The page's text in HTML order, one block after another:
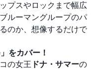
プスやロックまで幅広
ルーマングループのパ
のか、想像するだけで
をカバー！
の女王 ドナ・サマーの